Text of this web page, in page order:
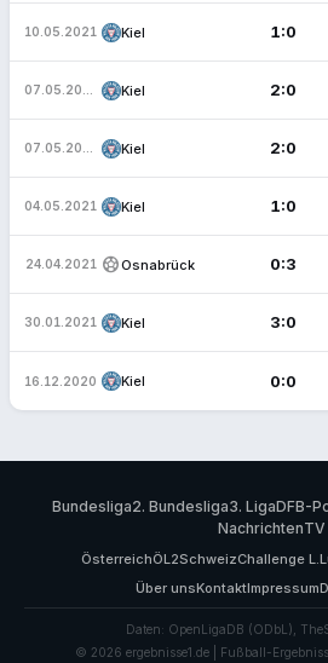
10.05.2021 Kiel 1:0
Kiel 2:0
Kiel 2:0
04.05.2021 Kiel 1:0
24.04.2021 sports_soccerOsnabrück 0:3
30.01.2021 Kiel 3:0
16.12.2020 Kiel 0:0
Bundesliga2. Bundesliga3. LigaDFB-
NachrichtenTV
ÖsterreichÖL2SchweizChallenge L.
Über unsKontaktImpressum
Daten: OpenLigaDB (ODbL),
© 2026 ergebnisse1.de | Fußball-